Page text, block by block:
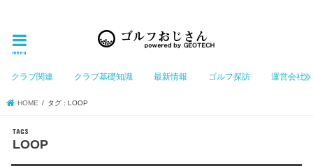
menu
クラブ関連 クラブ基礎知識 最新情報 ゴルフ探訪 運営会社
HOME タグ : LOOP
LOOP